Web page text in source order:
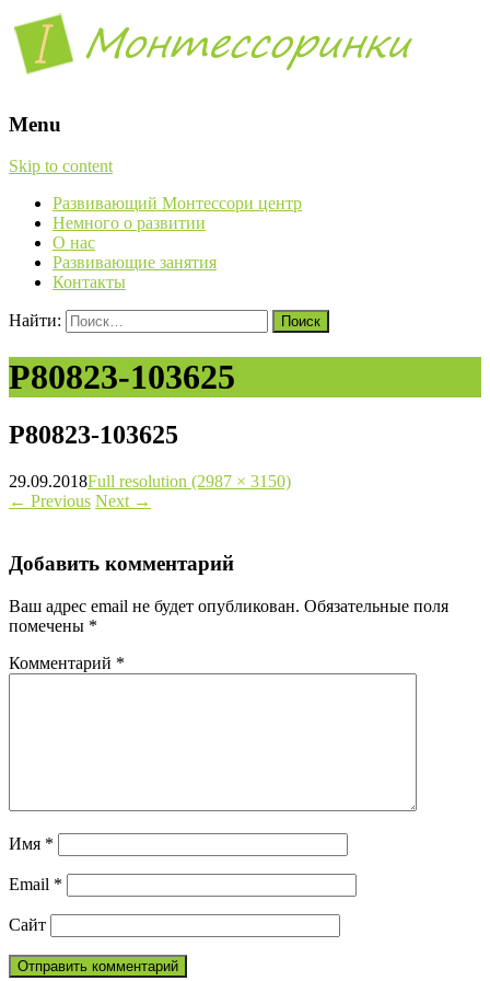
Menu
Skip to content
Развивающий Монтессори центр
Немного о развитии
О нас
Развивающие занятия
Контакты
Найти:
P80823-103625
P80823-103625
29.09.2018Full resolution (2987 × 3150)
← Previous Next →
Добавить комментарий
Ваш адрес email не будет опубликован. Обязательные поля
помечены *
Комментарий *
Имя *
Email *
Сайт